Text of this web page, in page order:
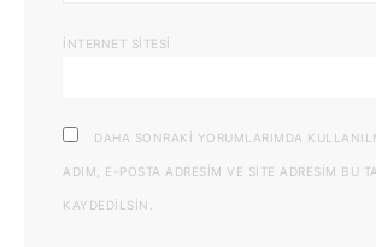
İNTERNET SITESI
DAHA SONRAKI YORUMLARIMDA
ADIM, E-POSTA ADRESIM VE SITE ADRESIM BU
KAYDEDILSIN.